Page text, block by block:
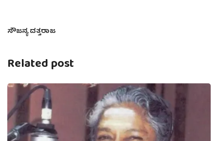
ಸೌಜನ್ಯ ದತ್ತರಾಜ
Related post